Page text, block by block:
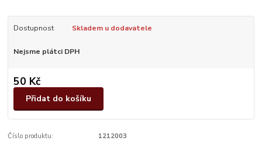
Dostupnost Skladem u dodavatele
Nejsme plátci DPH
50 Kč
Přidat do košíku
Číslo produktu: 1212003